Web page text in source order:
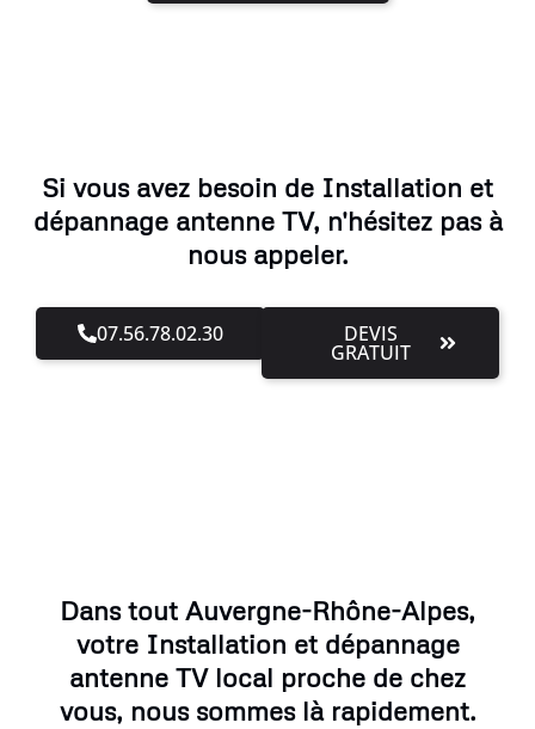
Si vous avez besoin de Installation et
dépannage antenne TV, n'hésitez pas à
nous appeler.
07.56.78.02.30 DEVIS
GRATUIT
Dans tout Auvergne-Rhône-Alpes,
votre Installation et dépannage
antenne TV local proche de chez
vous, nous sommes là rapidement.